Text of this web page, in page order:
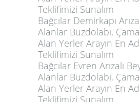
Teklifimizi Sunalım
Bağcılar Demirkapı
Alanlar Buzdolabı,
Alan Yerler Arayın En
Teklifimizi Sunalım
Bağcılar Evren Arızalı
Alanlar Buzdolabı,
Alan Yerler Arayın En
Teklifimizi Sunalım